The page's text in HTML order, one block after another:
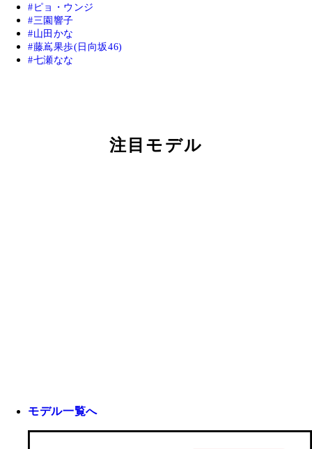
ピョ・ウンジ
三園響子
山田かな
藤嶌果歩(日向坂46)
七瀬なな
注目モデル
モデル一覧へ